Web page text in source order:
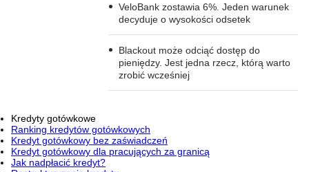
VeloBank zostawia 6%. Jeden warunek
decyduje o wysokości odsetek
Blackout może odciąć dostęp do
pieniędzy. Jest jedna rzecz, którą warto
zrobić wcześniej
Kredyty gotówkowe
Ranking kredytów gotówkowych
Kredyt gotówkowy bez zaświadczeń
Kredyt gotówkowy dla pracujących za granicą
Jak nadpłacić kredyt?